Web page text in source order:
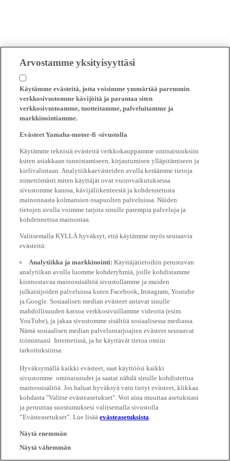
Arvostamme yksityisyyttäsi
Käytämme evästeitä, jotta voisimme ymmärtää paremmin
verkkosivustomme kävijöitä ja parantaa siten
verkkosivustoamme, tuotteitamme, palveluitamme ja
markkinointiamme.
Evästeet Yamaha-motor-fi -sivustolla
Käytämme teknisiä evästeitä verkkokauppamme ominaisuuksiin
kuten asiakkaan tunnistamiseen, kirjautumisen ylläpitämiseen ja
kielivalintaan. Analytiikkaevästeiden avulla keräämme tietoja
nimettömästi miten käyttäjät ovat vuorovaikutuksessa
sivustomme kanssa, kävijäliikenteestä ja kohdennetusta
mainonnasta kolmansien osapuolten palveluissa. Näiden
tietojen avulla voimme tarjota sinulle parempia palveluja ja
kohdennettua mainontaa.
Valitsemalla KYLLÄ hyväksyt, että käytämme myös seuraavia
evästeitä:
Analytiikka ja markkinointi:Käyttäjätietoihin perustuvan
analytiikan avulla luomme kohderyhmiä, joille kohdistamme
kiinnostavaa mainossisältöä sivustollamme ja muiden
julkaisijoiden palveluissa kuten Facebook, Instagram, Youtube
ja Google. Sosiaalisen median evästeet antavat sinulle
mahdollisuuden katsoa verkkosivuillamme videoita (esim.
YouTube), ja jakaa sivustomme sisältöä sosiaalisessa mediassa.
Nämä sosiaalisen median palveluntarjoajien evästeet seuraavat
toimintaasi Internetissä, ja he käyttävät tietoa omiin
tarkoituksiinsa.
Hyväksymällä kaikki evästeet, saat käyttöösi kaikki
sivustomme ominaisuudet ja saatat nähdä sinulle kohdistettua
mainossisältöä. Jos haluat hyväksyä vain tietyt evästeet, klikkaa
kohdasta "Valitse evästeasetukset". Voit aina muuttaa asetuksiasi
ja peruuttaa suostumuksesi valitsemalla sivustolla
”Evästeasetukset”. Lue lisääevästeasetuksista
Näytä enemmän
Näytä vähemmän